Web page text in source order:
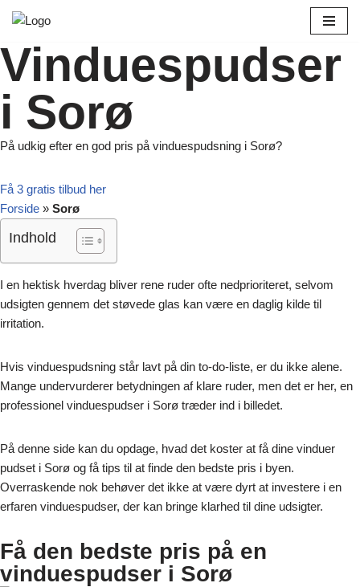
til
indhold
Vinduespudser
i Sorø
På udkig efter en god pris på vinduespudsning i Sorø?
Få 3 gratis tilbud her
Forside » Sorø
Indhold
I en hektisk hverdag bliver rene ruder ofte nedprioriteret, selvom
udsigten gennem det støvede glas kan være en daglig kilde til
irritation.
Hvis vinduespudsning står lavt på din to-do-liste, er du ikke alene.
Mange undervurderer betydningen af klare ruder, men det er her, en
professionel vinduespudser i Sorø træder ind i billedet.
På denne side kan du opdage, hvad det koster at få dine vinduer
pudset i Sorø og få tips til at finde den bedste pris i byen.
Overraskende nok behøver det ikke at være dyrt at investere i en
erfaren vinduespudser, der kan bringe klarhed til dine udsigter.
Få den bedste pris på en
vinduespudser i Sorø